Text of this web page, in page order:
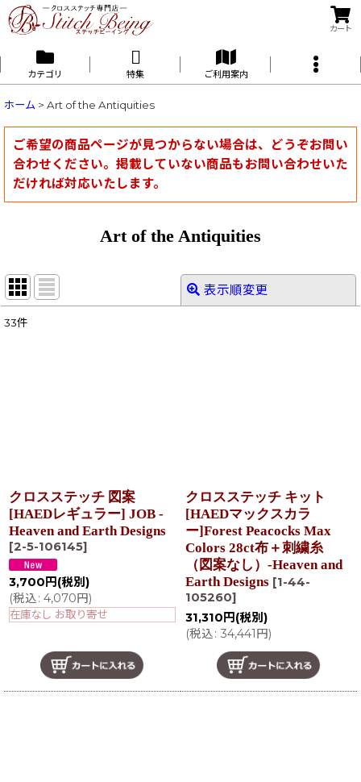
カート
カテゴリ 特集 ご利用案内
ホーム > Art of the Antiquities
ご希望の商品ページが見つからない場合は、どうぞお問い
合わせください。掲載していない商品もお問い合わせいた
だければ対応いたします。
Art of the Antiquities
表示順変更
33件
クロスステッチ 図案
[HAEDレギュラー] JOB -
Heaven and Earth Designs
[2-5-106145]
3,700 円 (税別)
(税込: 4,070円)
在庫なし お取り寄せ
クロスステッチ キット
[HAEDマックスカラ
ー]Forest Peacocks Max
Colors 28ct布＋刺繍糸
（図案なし）-Heaven and
Earth Designs [1-44-
105260]
31,310 円 (税別)
(税込: 34,441 円)